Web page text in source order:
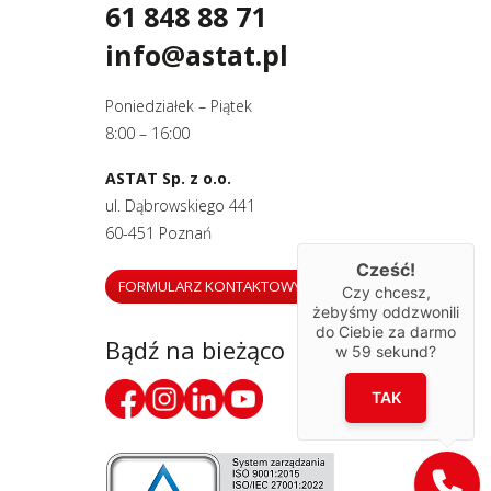
61 848 88 71
info@astat.pl
Poniedziałek – Piątek
8:00 – 16:00
ASTAT Sp. z o.o.
ul. Dąbrowskiego 441
60-451 Poznań
FORMULARZ KONTAKTOWY
Bądź na bieżąco
Cześć!
Czy chcesz,
żebyśmy oddzwonili
do Ciebie za darmo
w 59 sekund?
TAK